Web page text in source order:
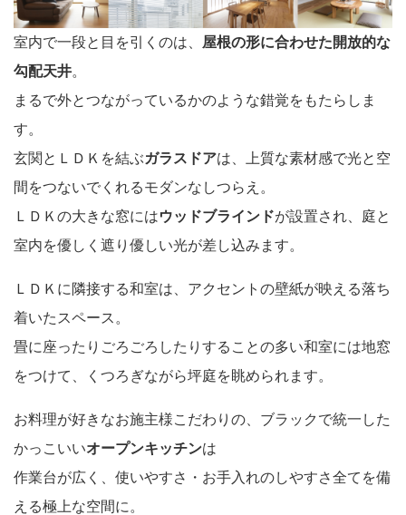
室内で一段と目を引くのは、 屋根の形に合わせた開放的な
勾配天井。
まるで外とつながっているかのような錯覚をもたらしま
す。
玄関とＬＤＫを結ぶガラスドアは、上質な素材感で光と空
間をつないでくれるモダンなしつらえ。
ＬＤＫの大きな窓にはウッドブラインドが設置され、庭と
室内を優しく遮り優しい光が差し込みます。
ＬＤＫに隣接する和室は、アクセントの壁紙が映える落ち
着いたスペース。
畳に座ったりごろごろしたりすることの多い和室には地窓
をつけて、くつろぎながら坪庭を眺められます。
お料理が好きなお施主様こだわりの、ブラックで統一した
かっこいいオープンキッチンは
作業台が広く、使いやすさ・お手入れのしやすさ全てを備
える極上な空間に。